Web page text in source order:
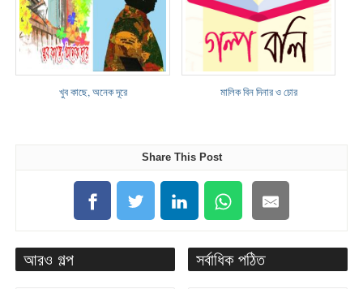
খুব কাছে, অনেক দূরে মালিক বিন দিনার ও চোর
Share This Post
আরও গল্প সর্বাধিক পঠিত